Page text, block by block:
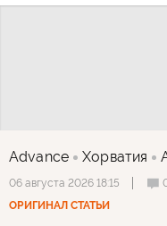
Advance Хорватия
06 августа 2026 18:15
ОРИГИНАЛ СТАТЬИ